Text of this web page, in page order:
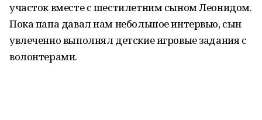
участок вместе с шестилетним сыном Леонидом.
Пока папа давал нам небольшое интервью, сын
увлеченно выполнял детские игровые задания с
волонтерами.